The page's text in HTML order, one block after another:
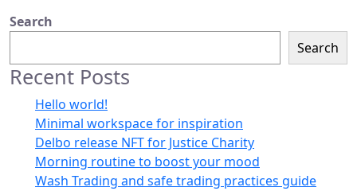
Search
Search
Recent Posts
Hello world!
Minimal workspace for inspiration
Delbo release NFT for Justice Charity
Morning routine to boost your mood
Wash Trading and safe trading practices guide